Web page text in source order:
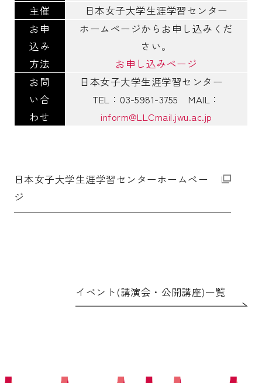
主催
日本女子大学生涯学習センター
お申
込み
方法
ホームページからお申し込みくだ
さい。
お申し込みページ
お問
い合
わせ
日本女子大学生涯学習センター
TEL：03-5981-3755 MAIL：
inform@LLCmail.jwu.ac.jp
日本女子大学生涯学習センターホームペー
ジ
イベント(講演会・公開講座)一覧